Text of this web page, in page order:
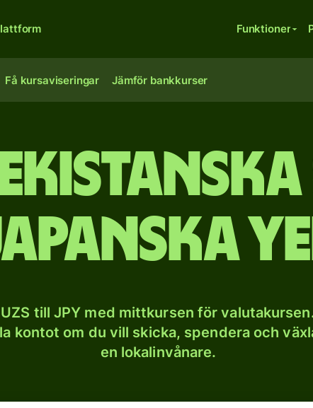
Funktioner
Få kursaviseringar Jämför bankkurser
till JPY med mittkursen för
kontot om du vill skicka, spendera och
en lokalinvånare.